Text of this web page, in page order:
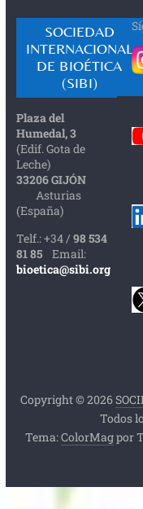
SOCIEDAD
INTERNACIONAL
DE BIOÉTICA
(SIBI)
Plaza del
Humedal, 3
(Edif. Gota de
Leche)
33206 GIJÓN
Asturias
(España)
Telf.: +34 / 98 534
81 85
Email:
bioetica@sibi.org
Copyright © 2026
Todos
Tema:ColorMagpor